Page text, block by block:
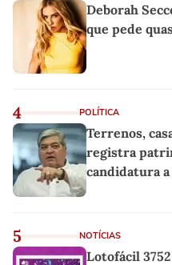
Deborah
que pede
4 POLÍTICA
Terrenos,
registra
candidatura
5 NOTÍCIAS
Lotofácil